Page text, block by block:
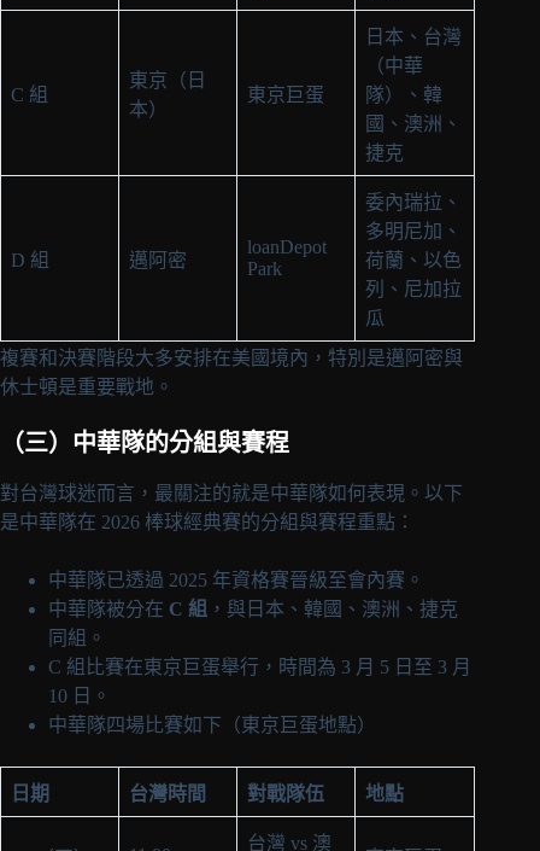
C 組
東京（日
本）
東京巨蛋
日本、台灣
（中華
隊）、韓
國、澳洲、
捷克
D 組 邁阿密
loanDepot
Park
委內瑞拉、
多明尼加、
荷蘭、以色
列、尼加拉
瓜
複賽和決賽階段大多安排在美國境內，特別是邁阿密與
休士頓是重要戰地。
（三）中華隊的分組與賽程
對台灣球迷而言，最關注的就是中華隊如何表現。以下
是中華隊在 2026 棒球經典賽的分組與賽程重點：
中華隊已透過 2025 年資格賽晉級至會內賽。
中華隊被分在 C 組 ，與日本、韓國、澳洲、捷克
同組。
C 組比賽在東京巨蛋舉行，時間為 3 月 5 日至 3 月
10 日。
中華隊四場比賽如下（東京巨蛋地點）
日期 台灣時間 對戰隊伍 地點
台灣 vs 澳